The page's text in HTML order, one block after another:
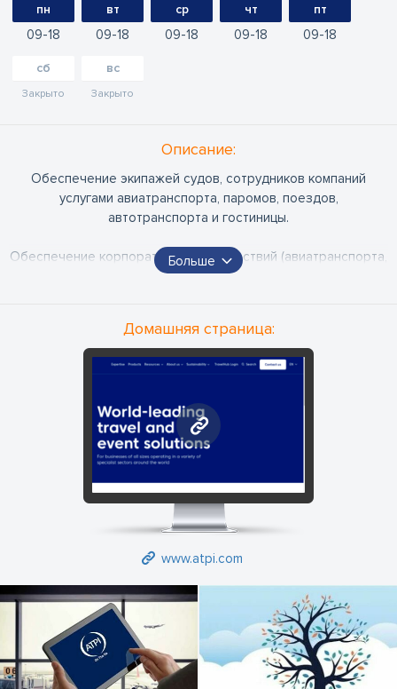
пн
09 18
вт
09 18
ср
09 18
чт
09 18
пт
09 18
сб
Закрыто
вс
Закрыто
Oписание:
Обеспечение экипажей судов, сотрудников компаний
услугами авиатранспорта, паромов, поездов,
автотранспорта и гостиницы.
Обеспечение корпоративных путешествий (авиатранспорта,
паромов, поездов, автотранспорта и гостиничных услуг).
авиатранспорта, паромов, поездов, автотранспорта и
гостиницы).
Больше
Домашняя страница:
www.atpi.com